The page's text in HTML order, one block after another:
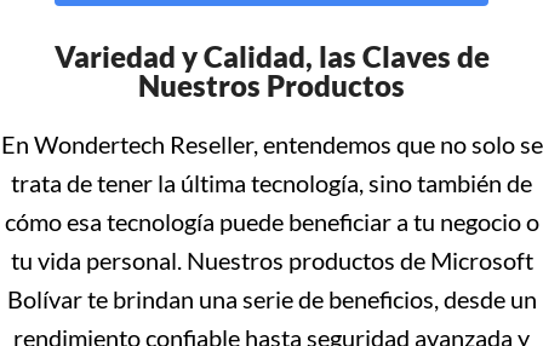
Variedad y Calidad, las Claves de
Nuestros Productos
En Wondertech Reseller, entendemos que no solo se
trata de tener la última tecnología, sino también de
cómo esa tecnología puede beneficiar a tu negocio o
tu vida personal. Nuestros productos de Microsoft
Bolívar te brindan una serie de beneficios, desde un
rendimiento confiable hasta seguridad avanzada y